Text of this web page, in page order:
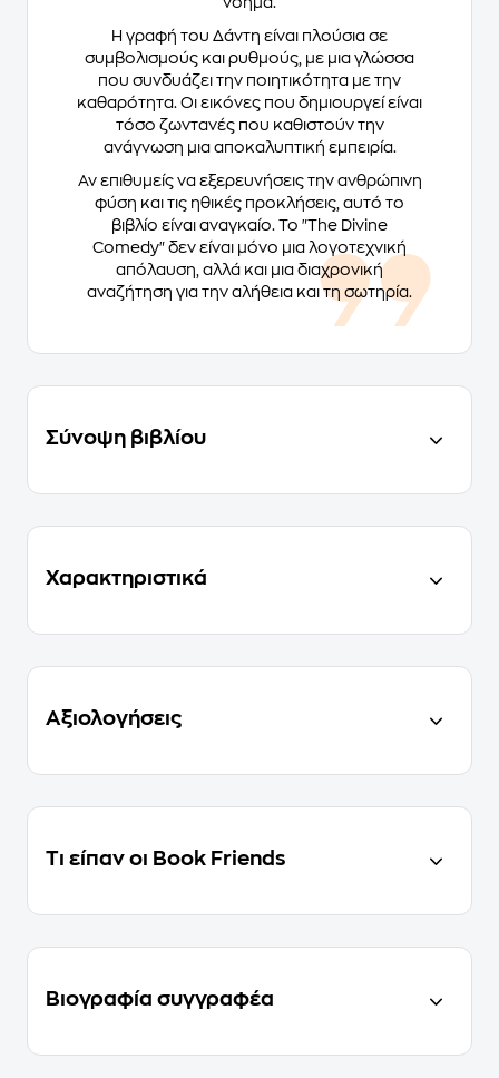
Η γραφή του Δάντη είναι πλούσια σε
συμβολισμούς και ρυθμούς, με μια γλώσσα
που συνδυάζει την ποιητικότητα με την
καθαρότητα. Οι εικόνες που δημιουργεί είναι
τόσο ζωντανές που καθιστούν την
ανάγνωση μια αποκαλυπτική εμπειρία.
Αν επιθυμείς να εξερευνήσεις την ανθρώπινη
φύση και τις ηθικές προκλήσεις, αυτό το
βιβλίο είναι αναγκαίο. Το "The Divine
Comedy" δεν είναι μόνο μια λογοτεχνική
απόλαυση, αλλά και μια διαχρονική
αναζήτηση για την αλήθεια και τη σωτηρία.
Σύνοψη βιβλίου
Χαρακτηριστικά
Αξιολογήσεις
Τι είπαν οι Book Friends
Βιογραφία συγγραφέα